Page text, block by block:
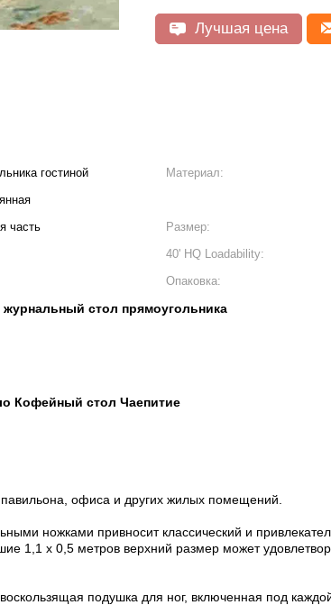
Лучшая цена
гостиной
Материал:
часть Размер:
40' HQ Loadability:
Опаковка:
журнальный стол прямоугольника
Кофейный стол Чаепитие
офиса и других жилых помещений.
ножками привносит классический и
1,1 х 0,5 метров верхний размер может
подушка для ног, включенная под